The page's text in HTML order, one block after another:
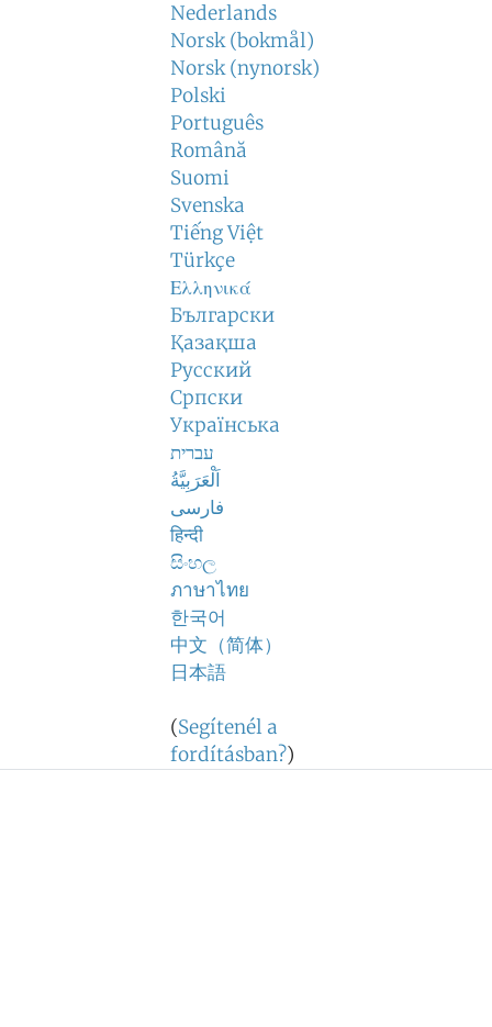
Nederlands
Norsk (bokmål)
Norsk (nynorsk)
Polski
Português
Română
Suomi
Svenska
Tiếng Việt
Türkçe
Ελληνικά
Български
Қазақша
Русский
Српски
Українська
עברית
اَلْعَرَبِيَّةُ
فارسی
हिन्दी
සිංහල
ภาษาไทย
한국어
中文（简体）
日本語
(Segítenél a
fordításban?)